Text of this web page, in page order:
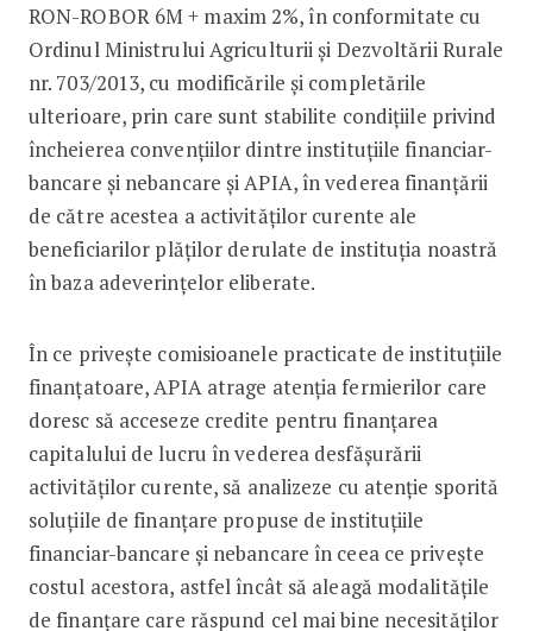
RON-ROBOR 6M + maxim 2%, în conformitate cu
Ordinul Ministrului Agriculturii și Dezvoltării Rurale
nr. 703/2013, cu modificările și completările
ulterioare, prin care sunt stabilite condițiile privind
încheierea convențiilor dintre instituțiile financiar-
bancare și nebancare și APIA, în vederea finanțării
de către acestea a activităților curente ale
beneficiarilor plăților derulate de instituția noastră
în baza adeverințelor eliberate.
În ce privește comisioanele practicate de instituțiile
finanțatoare, APIA atrage atenția fermierilor care
doresc să acceseze credite pentru finanțarea
capitalului de lucru în vederea desfășurării
activităților curente, să analizeze cu atenție sporită
soluțiile de finanțare propuse de instituțiile
financiar-bancare și nebancare în ceea ce privește
costul acestora, astfel încât să aleagă modalitățile
de finanțare care răspund cel mai bine necesităților